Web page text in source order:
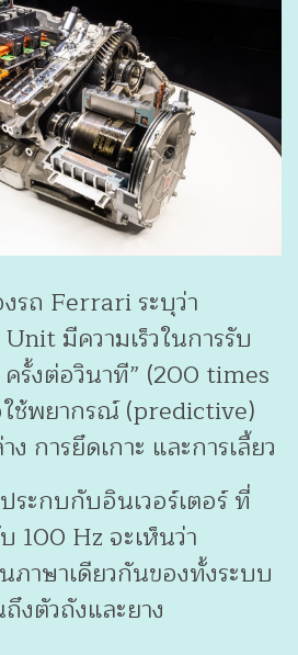
รถ Ferrari ระบุว่า
มีความเร็วในการรับ
รั้งต่อวินาที” (200 times
ช้พยากรณ์ (predictive)
ง การยึดเกาะ และการเลี้ยว
ระกบกับอินเวอร์เตอร์ ที่
100 Hz จะเห็นว่า
ภาษาเดียวกันของทั้งระบบ
งตัวถังและยาง